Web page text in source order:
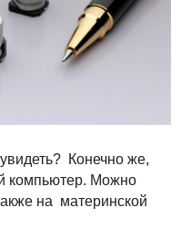
Конечно же,
компьютер. Можно
на материнской